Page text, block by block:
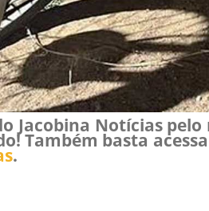
Jacobina Notícias pelo
Também basta
.